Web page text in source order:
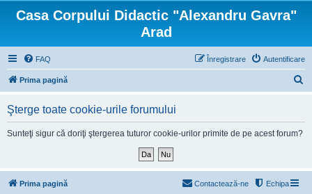
Casa Corpului Didactic "Alexandru Gavra"
Arad
FAQ Autentificare
Înregistrare
Prima pagină
Şterge toate cookie-urile forumului
Sunteţi sigur că doriţi ştergerea tuturor cookie-urilor primite de pe acest forum?
Prima pagină Echipa
Contactează-ne